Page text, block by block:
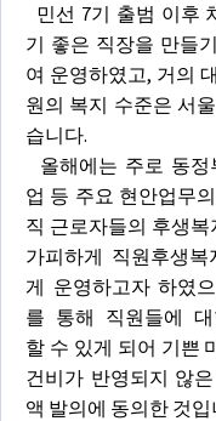
민선 7기 출범 이후
기 좋은 직장을 만들
여 운영하였고, 거의
원의 복지 수준은 서
습니다.
올해에는 주로 동정
업 등 주요 현안업무
직 근로자들의 후생
가피하게 직원후생
게 운영하고자 하였
를 통해 직원들에
할 수 있게 되어 기쁜
건비가 반영되지 않
액 발의에 동의한 것입